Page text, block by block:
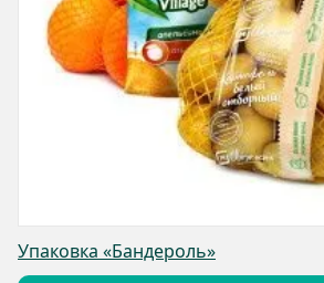
Упаковка «Бандероль»